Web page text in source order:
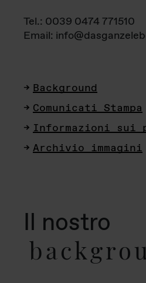
Tel.: 0039 0474 771510
Email:
Background
Comunicati Stampa
Informazioni sui
Archivio immagini
Il nostro